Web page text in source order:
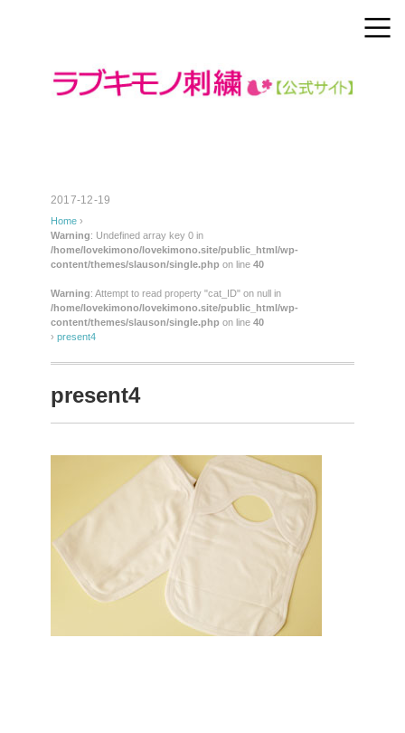
2017-12-19
Home ›
Warning: Undefined array key 0 in
/home/lovekimono/lovekimono.site/public_html/wp-
content/themes/slauson/single.php on line 40
Warning: Attempt to read property "cat_ID" on null in
/home/lovekimono/lovekimono.site/public_html/wp-
content/themes/slauson/single.php on line 40
› present4
present4